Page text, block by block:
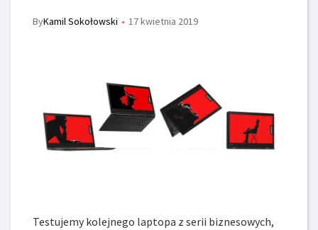
ByKamil Sokołowski 17 kwietnia 2019
Testujemy kolejnego laptopa z serii biznesowych,